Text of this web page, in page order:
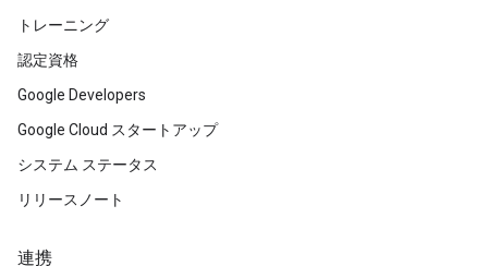
トレーニング
認定資格
Google Developers
Google Cloud スタートアップ
システム ステータス
リリースノート
連携